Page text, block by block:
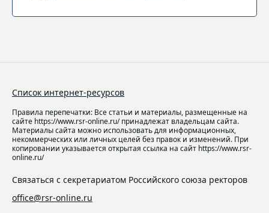
Список интернет-ресурсов
Правила перепечатки: Все статьи и материалы, размещенные на
сайте https://www.rsr-online.ru/ принадлежат владельцам сайта.
Материалы сайта можно использовать для информационных,
некоммерческих или личных целей без правок и изменений. При
копировании указывается открытая ссылка на сайт https://www.rsr-
online.ru/
Связаться с секретариатом Российского союза ректоров
office@rsr-online.ru